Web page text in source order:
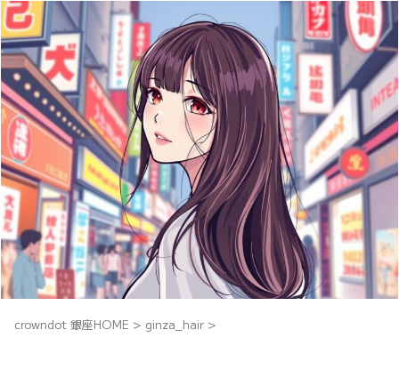
crowndot 銀座HOME > ginza_hair >